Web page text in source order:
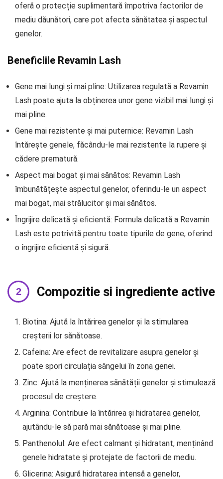
oferă o protecție suplimentară împotriva factorilor de
mediu dăunători, care pot afecta sănătatea și aspectul
genelor.
Beneficiile Revamin Lash
Gene mai lungi și mai pline: Utilizarea regulată a Revamin
Lash poate ajuta la obținerea unor gene vizibil mai lungi și
mai pline.
Gene mai rezistente și mai puternice: Revamin Lash
întărește genele, făcându-le mai rezistente la rupere și
cădere prematură.
Aspect mai bogat și mai sănătos: Revamin Lash
îmbunătățește aspectul genelor, oferindu-le un aspect
mai bogat, mai strălucitor și mai sănătos.
Îngrijire delicată și eficientă: Formula delicată a Revamin
Lash este potrivită pentru toate tipurile de gene, oferind
o îngrijire eficientă și sigură.
Compozitie si ingrediente active
Biotina: Ajută la întărirea genelor și la stimularea
creșterii lor sănătoase.
Cafeina: Are efect de revitalizare asupra genelor și
poate spori circulația sângelui în zona genei.
Zinc: Ajută la menținerea sănătății genelor și stimulează
procesul de creștere.
Arginina: Contribuie la întărirea și hidratarea genelor,
ajutându-le să pară mai sănătoase și mai pline.
Panthenolul: Are efect calmant și hidratant, menținând
genele hidratate și protejate de factorii de mediu.
Glicerina: Asigură hidratarea intensă a genelor,